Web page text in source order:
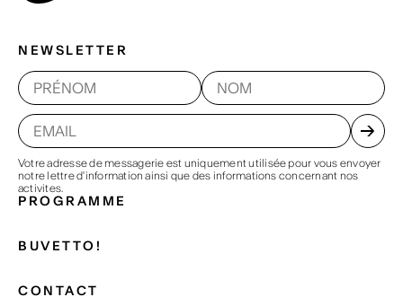
NEWSLETTER
Votre adresse de messagerie est uniquement utilisée pour vous envoyer
notre lettre d'information ainsi que des informations concernant nos
activites.
PROGRAMME
BUVETTO!
CONTACT